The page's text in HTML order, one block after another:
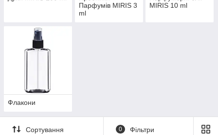
Парфумів MIRIS 3
ml
MIRIS 10 ml
Флакони
Сортування 0 Фільтри